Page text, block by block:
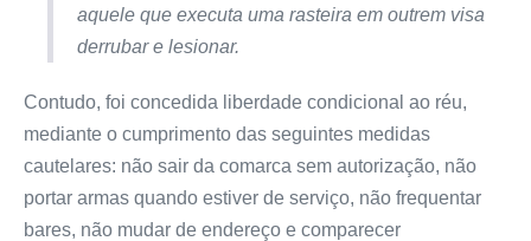
aquele que executa uma rasteira em outrem visa
derrubar e lesionar.
Contudo, foi concedida liberdade condicional ao réu,
mediante o cumprimento das seguintes medidas
cautelares: não sair da comarca sem autorização, não
portar armas quando estiver de serviço, não frequentar
bares, não mudar de endereço e comparecer